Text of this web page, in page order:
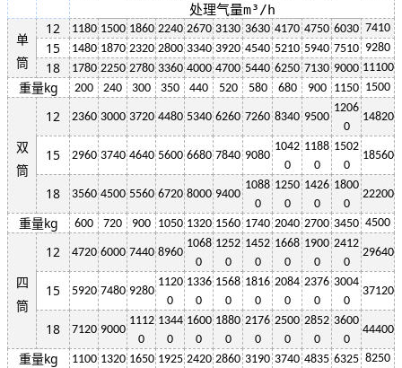
处理气量m³/h
单
筒
12 1180 1500 1860 2240 2670 3130 3630 4170 4750 6030 7410
15 1480 1870 2320 2800 3340 3920 4540 5210 5940 7510 9280
18 1780 2250 2780 3360 4000 4700 5440 6250 7130 9000 11100
重量kg 200 240 300 350 440 520 580 680 900 1150 1500
双
筒
12 2360 3000 3720 4480 5340 6260 7260 8340 9500
1206
0
14820
15 2960 3740 4640 5600 6680 7840 9080
1042
0
1188
0
1502
0
18560
18 3560 4500 5560 6720 8000 9400
1088
0
1250
0
1426
0
1800
0
22200
重量kg 600 720 900 1050 1320 1560 1740 2040 2700 3450 4500
四
筒
12 4720 6000 7440 8960
1068
0
1252
0
1452
0
1668
0
1900
0
2412
0
29640
15 5920 7480 9280
1120
0
1336
0
1568
0
1816
0
2084
0
2376
0
3004
0
37120
18 7120 9000
1112
0
1344
0
1600
0
1880
0
2176
0
2500
0
2852
0
3600
0
44400
重量kg 1100 1320 1650 1925 2420 2860 3190 3740 4835 6325 8250